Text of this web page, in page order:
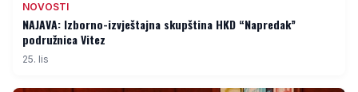
NOVOSTI
NAJAVA: Izborno-izvještajna skupština HKD “Napredak”
podružnica Vitez
25. lis